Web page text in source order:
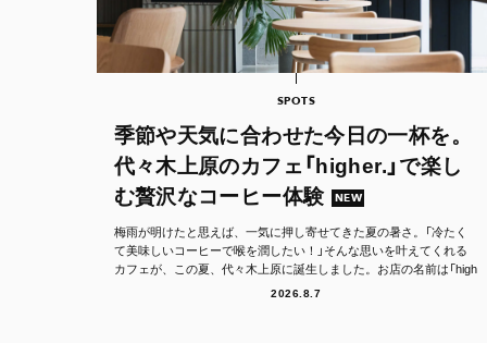
SPOTS
季節や天気に合わせた今日の一杯を。
代々木上原のカフェ「higher.」で楽し
む贅沢なコーヒー体験
NEW
梅雨が明けたと思えば、一気に押し寄せてきた夏の暑さ。「冷たく
て美味しいコーヒーで喉を潤したい！」そんな思いを叶えてくれる
カフェが、この夏、代々木上原に誕生しました。お店の名前は「high
2026.8.7